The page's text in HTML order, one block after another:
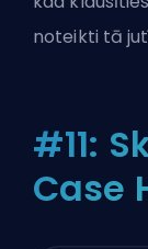
noteikti tā
#11:
Case